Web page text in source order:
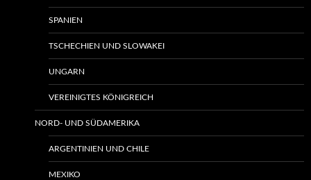
SPANIEN
TSCHECHIEN UND SLOWAKEI
UNGARN
VEREINIGTES KÖNIGREICH
NORD- UND SÜDAMERIKA
ARGENTINIEN UND CHILE
MEXIKO